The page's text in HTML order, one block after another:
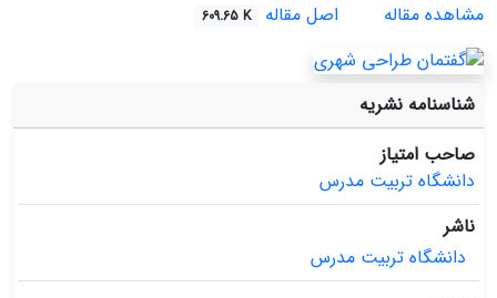
مشاهده مقاله
اصل مقاله 609.65 K
شناسنامه نشریه
صاحب امتیاز
دانشگاه تربیت مدرس
ناشر
دانشگاه تربیت مدرس